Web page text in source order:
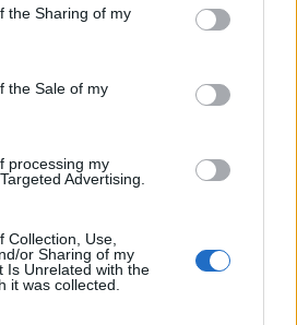
the Sharing of my
the Sale of my
processing my
Advertising.
Collection, Use,
or Sharing of my
Is Unrelated with the
it was collected.
Secondo quanto
avrebbe contestato ai ragazzi
simboli proprio all’interno
la natura del luogo.